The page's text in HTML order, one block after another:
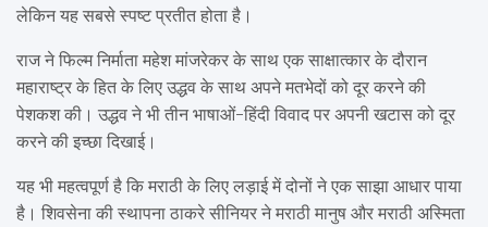
लेकिन यह सबसे स्पष्ट प्रतीत होता है।
राज ने फिल्म निर्माता महेश मांजरेकर के साथ एक साक्षात्कार के दौरान
महाराष्ट्र के हित के लिए उद्धव के साथ अपने मतभेदों को दूर करने की
पेशकश की। उद्धव ने भी तीन भाषाओं-हिंदी विवाद पर अपनी खटास को दूर
करने की इच्छा दिखाई।
यह भी महत्वपूर्ण है कि मराठी के लिए लड़ाई में दोनों ने एक साझा आधार पाया
है। शिवसेना की स्थापना ठाकरे सीनियर ने मराठी मानुष और मराठी अस्मिता